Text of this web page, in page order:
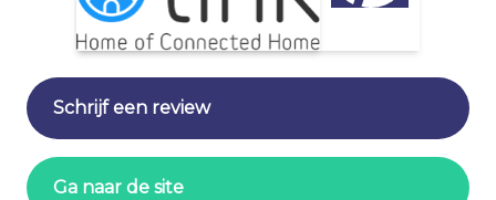
Schrijf een review
Ga naar de site